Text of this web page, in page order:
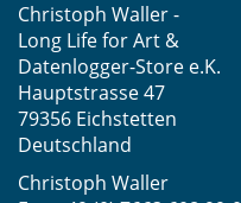
Christoph Waller -
Long Life for Art &
Datenlogger-Store e.K.
Hauptstrasse 47
79356 Eichstetten
Deutschland
Christoph Waller